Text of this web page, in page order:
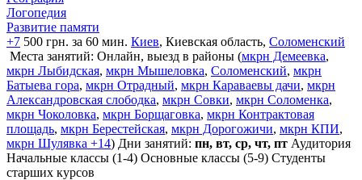
Логопедия
Развитие памяти
+7 500 грн. за 60 мин. Киев, Киевская область, Соломенский
Места занятий: Онлайн, выезд в районы (мкрн Демеевка,
мкрн Лыбидская, мкрн Мышеловка, Соломенский, мкрн
Батыева гора, мкрн Отрадный, мкрн Караваевы дачи, мкрн
Александровская слободка, мкрн Совки, мкрн Соломенка,
мкрн Чоколовка, мкрн Борщаговка, мкрн Контрактовая
площадь, мкрн Берестейская, мкрн Дорогожичи, мкрн КПИ,
мкрн Шулявка +14) Дни занятий: пн, вт, ср, чт, пт Аудитория
Начальные классы (1-4) Основные классы (5-9) Студенты
старших курсов